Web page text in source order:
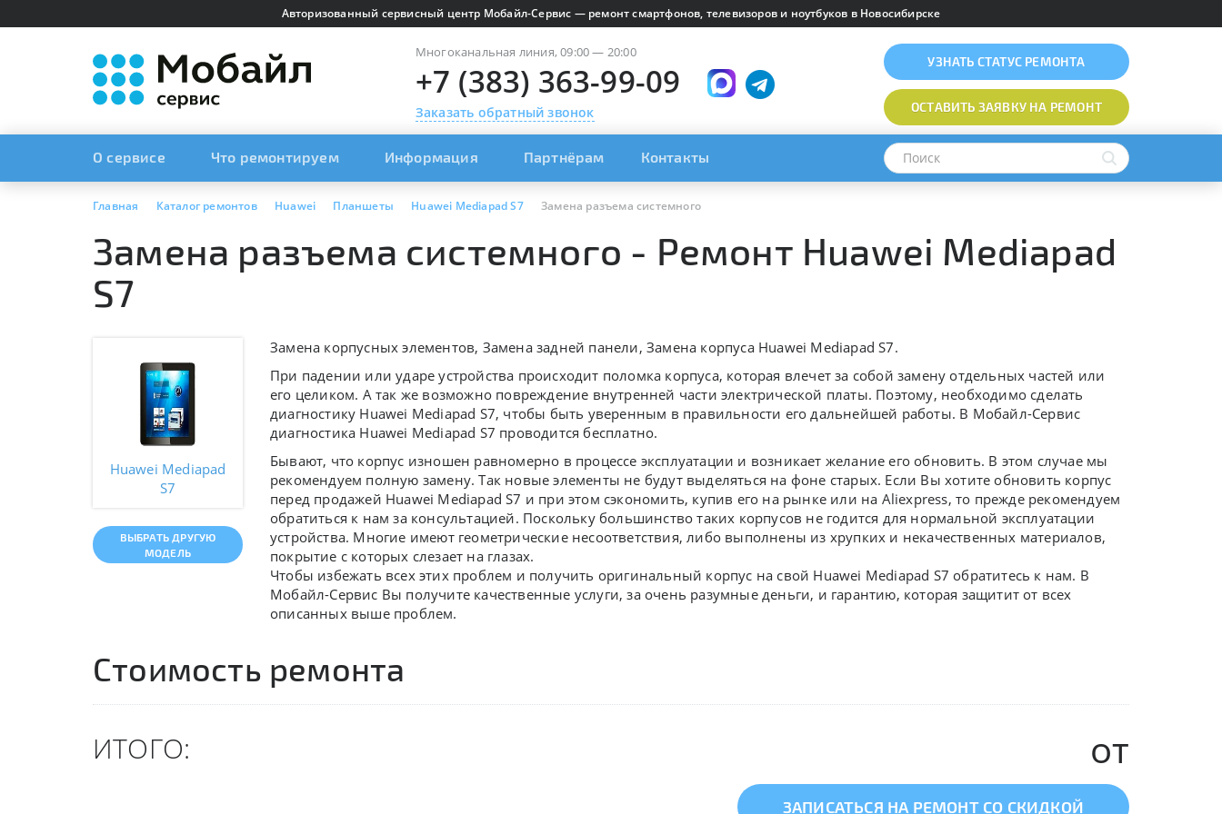
Авторизованный сервисный центр Мобайл-Сервис — ремонт смартфонов, телевизоров и ноутбуков в Новосибирске
Многоканальная линия, 09:00 — 20:00
+7 (383) 363-99-09
Заказать обратный звонок
УЗНАТЬ СТАТУС РЕМОНТА
ОСТАВИТЬ ЗАЯВКУНА РЕМОНТ
О сервисе Что ремонтируем Информация Партнёрам Контакты
Главная Каталог ремонтов Huawei Планшеты Huawei Mediapad S7 Замена разъема системного
Замена разъема системного - Ремонт Huawei Mediapad
S7
Huawei Mediapad
S7
ВЫБРАТЬ ДРУГУЮ
МОДЕЛЬ
Замена корпусных элементов, Замена задней панели, Замена корпуса Huawei Mediapad S7.
При падении или ударе устройства происходит поломка корпуса, которая влечет за собой замену отдельных частей или
его целиком. А так же возможно повреждение внутренней части электрической платы. Поэтому, необходимо сделать
диагностику Huawei Mediapad S7, чтобы быть уверенным в правильности его дальнейшей работы. В Мобайл-Сервис
диагностика Huawei Mediapad S7 проводится бесплатно.
Бывают, что корпус изношен равномерно в процессе эксплуатации и возникает желание его обновить. В этом случае мы
рекомендуем полную замену. Так новые элементы не будут выделяться на фоне старых. Если Вы хотите обновить корпус
перед продажей Huawei Mediapad S7 и при этом сэкономить, купив его на рынке или на Aliexpress, то прежде рекомендуем
обратиться к нам за консультацией. Поскольку большинство таких корпусов не годится для нормальной эксплуатации
устройства. Многие имеют геометрические несоответствия, либо выполнены из хрупких и некачественных материалов,
покрытие с которых слезает на глазах.
Чтобы избежать всех этих проблем и получить оригинальный корпус на свой Huawei Mediapad S7 обратитесь к нам. В
Мобайл-Сервис Вы получите качественные услуги, за очень разумные деньги, и гарантию, которая защитит от всех
описанных выше проблем.
Стоимость ремонта
ИТОГО: от
ЗАПИСАТЬСЯ НА РЕМОНТ СО СКИДКОЙ